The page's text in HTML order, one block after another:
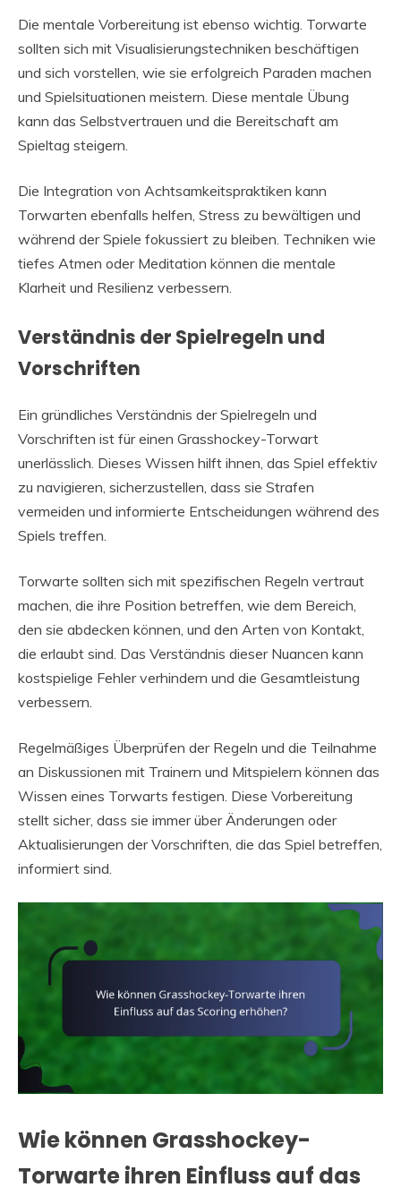
Die mentale Vorbereitung ist ebenso wichtig. Torwarte
sollten sich mit Visualisierungstechniken beschäftigen
und sich vorstellen, wie sie erfolgreich Paraden machen
und Spielsituationen meistern. Diese mentale Übung
kann das Selbstvertrauen und die Bereitschaft am
Spieltag steigern.
Die Integration von Achtsamkeitspraktiken kann
Torwarten ebenfalls helfen, Stress zu bewältigen und
während der Spiele fokussiert zu bleiben. Techniken wie
tiefes Atmen oder Meditation können die mentale
Klarheit und Resilienz verbessern.
Verständnis der Spielregeln und
Vorschriften
Ein gründliches Verständnis der Spielregeln und
Vorschriften ist für einen Grasshockey-Torwart
unerlässlich. Dieses Wissen hilft ihnen, das Spiel effektiv
zu navigieren, sicherzustellen, dass sie Strafen
vermeiden und informierte Entscheidungen während des
Spiels treffen.
Torwarte sollten sich mit spezifischen Regeln vertraut
machen, die ihre Position betreffen, wie dem Bereich,
den sie abdecken können, und den Arten von Kontakt,
die erlaubt sind. Das Verständnis dieser Nuancen kann
kostspielige Fehler verhindern und die Gesamtleistung
verbessern.
Regelmäßiges Überprüfen der Regeln und die Teilnahme
an Diskussionen mit Trainern und Mitspielern können das
Wissen eines Torwarts festigen. Diese Vorbereitung
stellt sicher, dass sie immer über Änderungen oder
Aktualisierungen der Vorschriften, die das Spiel betreffen,
informiert sind.
Wie können Grasshockey-
Torwarte ihren Einfluss auf das